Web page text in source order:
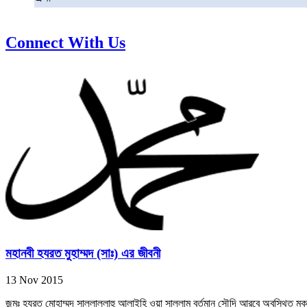
Connect With Us
মহানবী হযরত মুহাম্মদ (সাঃ) এর জীবনী
13 Nov 2015
জন্মঃ হযরত মোহাম্মদ সাল্লাল্লাহু আলাইহি ওয়া সাল্লাম বর্তমান সৌদি আরবে অবস্থিত